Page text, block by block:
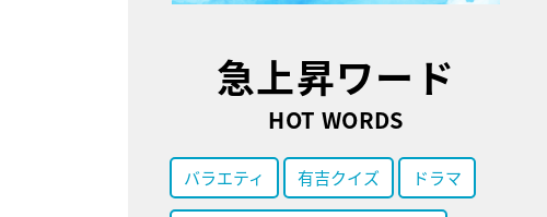
急上昇ワード
HOT WORDS
バラエティ 有吉クイズ ドラマ